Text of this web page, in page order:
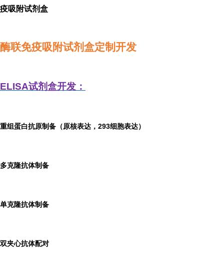
疫吸附试剂盒
酶联免疫吸附试剂盒定制开发
ELISA试剂盒开发：
重组蛋白抗原制备（原核表达，293细胞表达）
多克隆抗体制备
单克隆抗体制备
双夹心抗体配对